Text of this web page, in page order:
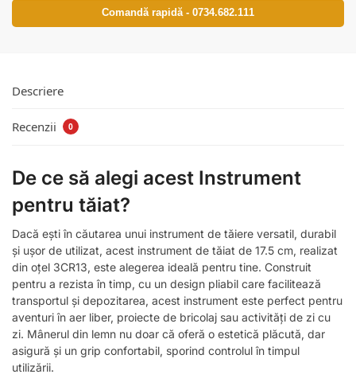
Comandă rapidă - 0734.682.111
Descriere
Recenzii 0
De ce să alegi acest Instrument
pentru tăiat?
Dacă ești în căutarea unui instrument de tăiere versatil, durabil
și ușor de utilizat, acest instrument de tăiat de 17.5 cm, realizat
din oțel 3CR13, este alegerea ideală pentru tine. Construit
pentru a rezista în timp, cu un design pliabil care facilitează
transportul și depozitarea, acest instrument este perfect pentru
aventuri în aer liber, proiecte de bricolaj sau activități de zi cu
zi. Mânerul din lemn nu doar că oferă o estetică plăcută, dar
asigură și un grip confortabil, sporind controlul în timpul
utilizării.